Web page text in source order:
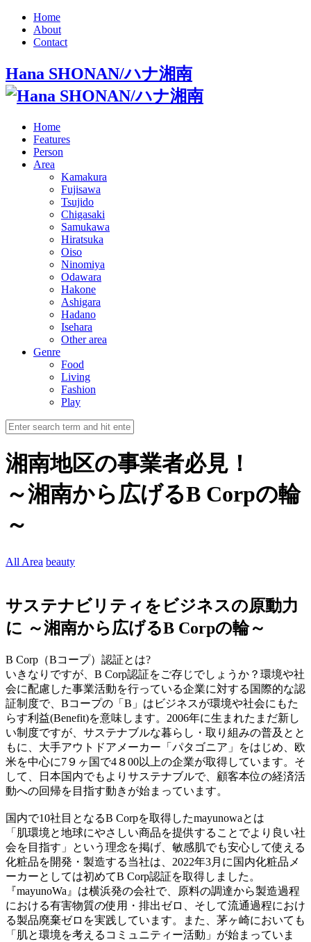
Home
About
Contact
Hana SHONAN/ハナ湘南
Home
Features
Person
Area
Kamakura
Fujisawa
Tsujido
Chigasaki
Samukawa
Hiratsuka
Oiso
Ninomiya
Odawara
Hakone
Ashigara
Hadano
Isehara
Other area
Genre
Food
Living
Fashion
Play
湘南地区の事業者必見！
～湘南から広げるB Corpの輪
～
All Area beauty
サステナビリティをビジネスの原動力
に ～湘南から広げるB Corpの輪～
B Corp（Bコープ）認証とは?
いきなりですが、B Corp認証をご存じでしょうか？環境や社
会に配慮した事業活動を行っている企業に対する国際的な認
証制度で、Bコープの「B」はビジネスが環境や社会にもた
らす利益(Benefit)を意味します。2006年に生まれたまだ新し
い制度ですが、サステナブルな暮らし・取り組みの普及とと
もに、大手アウトドアメーカー「パタゴニア」をはじめ、欧
米を中心に7９ヶ国で4８00以上の企業が取得しています。そ
して、日本国内でもよりサステナブルで、顧客本位の経済活
動への回帰を目指す動きが始まっています。
国内で10社目となるB Corpを取得したmayunowaとは
「肌環境と地球にやさしい商品を提供することでより良い社
会を目指す」という理念を掲げ、敏感肌でも安心して使える
化粧品を開発・製造する当社は、2022年3月に国内化粧品メ
ーカーとしては初めてB Corp認証を取得しました。
『mayunoWa』は横浜発の会社で、原料の調達から製造過程
における有害物質の使用・排出ゼロ、そして流通過程におけ
る製品廃棄ゼロを実践しています。また、茅ヶ崎においても
「肌と環境を考えるコミュニティー活動」が始まっていま